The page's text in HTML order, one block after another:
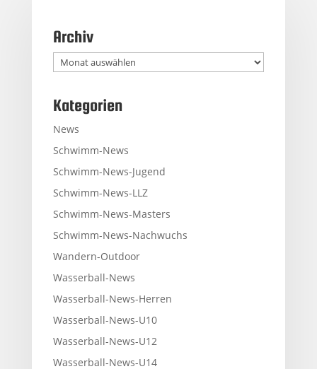
Archiv
Archiv
Kategorien
News
Schwimm-News
Schwimm-News-Jugend
Schwimm-News-LLZ
Schwimm-News-Masters
Schwimm-News-Nachwuchs
Wandern-Outdoor
Wasserball-News
Wasserball-News-Herren
Wasserball-News-U10
Wasserball-News-U12
Wasserball-News-U14